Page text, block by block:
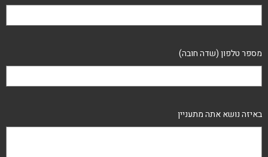
מספר טלפון (שדה חובה)
באיזה נושא אתה מתעניין